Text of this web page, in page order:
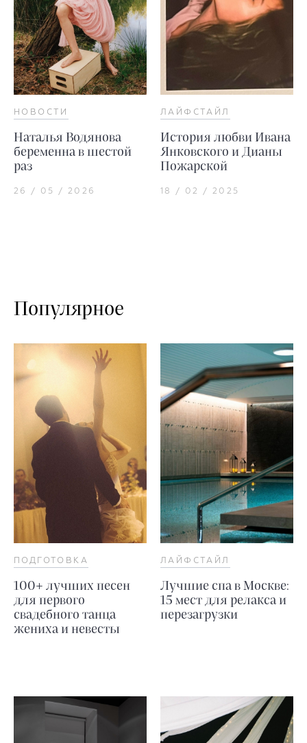
НОВОСТИ
Наталья Водянова
беременна в шестой
раз
26 / 05 / 2026
ЛАЙФСТАЙЛ
История любви Ивана
Янковского и Дианы
Пожарской
18 / 02 / 2025
Популярное
ПОДГОТОВКА
100+ лучших песен
для первого
свадебного танца
жениха и невесты
ЛАЙФСТАЙЛ
Лучшие спа в Москве:
15 мест для релакса и
перезагрузки